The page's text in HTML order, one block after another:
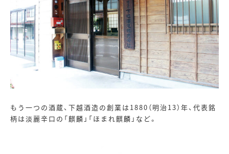
もう一つの酒蔵、下越酒造の創業は 1880 （明治13）年、代表銘
柄は淡麗辛口の「麒麟」「ほまれ麒麟」など。